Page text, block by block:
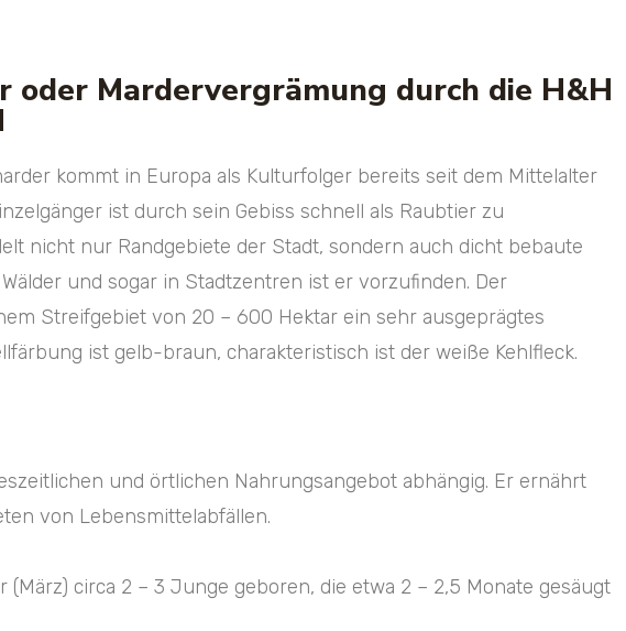
oder Mardervergrämung durch die H&H
kommt in Europa als Kulturfolger bereits seit dem Mittelalter
ist durch sein Gebiss schnell als Raubtier zu
nicht nur Randgebiete der Stadt, sondern auch dicht bebaute
und sogar in Stadtzentren ist er vorzufinden. Der
Streifgebiet von 20 – 600 Hektar ein sehr ausgeprägtes
ist gelb-braun, charakteristisch ist der weiße Kehlfleck.
und örtlichen Nahrungsangebot abhängig. Er ernährt
von Lebensmittelabfällen.
circa 2 – 3 Junge geboren, die etwa 2 – 2,5 Monate gesäugt